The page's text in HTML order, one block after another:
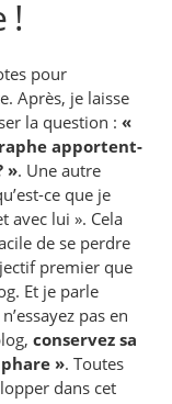
!
pour
Après, je laisse
la question :«
apportent-
». Une autre
ce que je
avec lui ». Cela
de se perdre
premier que
Et je parle
pas en
conservez sa
». Toutes
dans cet